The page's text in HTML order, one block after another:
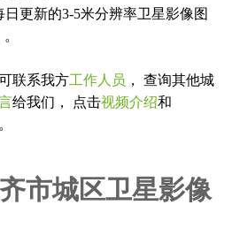
日更新的3-5米分辨率卫星影像图
联系我方工作人员 ， 查询其他城
给我们， 点击视频介绍和
市城区卫星影像